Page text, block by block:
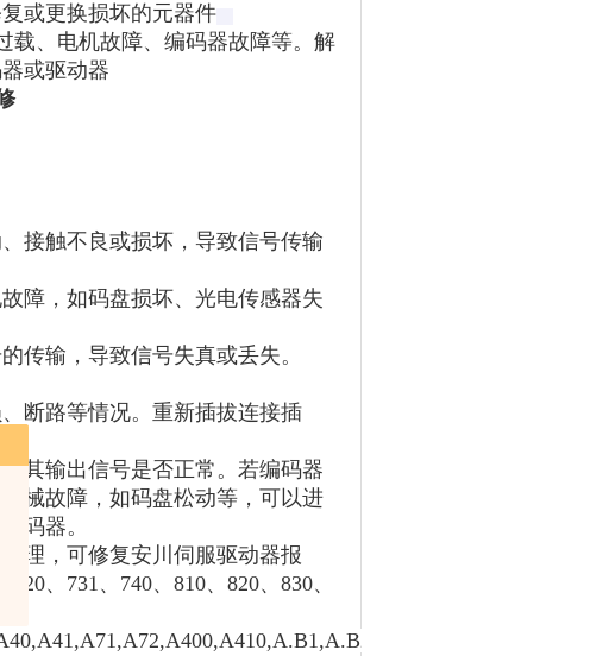
或更换损坏的元器件‌
载、电机故障、编码器故障等。解
或驱动器‌
接触不良或损坏，导致信号传输
障，如码盘损坏、光电传感器失
传输，导致信号失真或丢失。
断路等情况。重新插拔连接插
其输出信号是否正常。若编码器
械故障，如码盘松动等，可以进
码器。
理，可修复安川伺服驱动器报
、731、740、810、820、830、
，